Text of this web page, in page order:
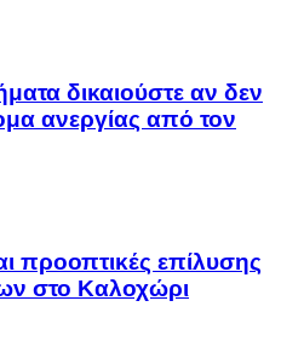
δικαιούστε αν δεν
ανεργίας από τον
προοπτικές επίλυσης
στο Καλοχώρι